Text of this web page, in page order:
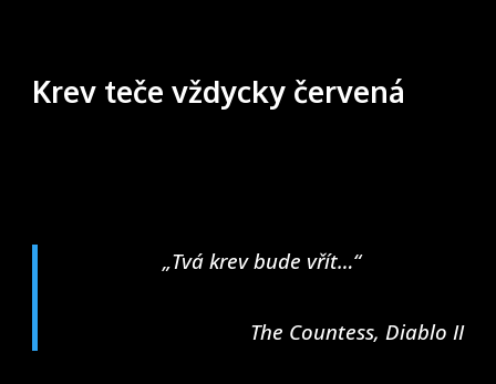
Krev teče vždycky červená
„Tvá krev bude vřít…“
The Countess, Diablo II